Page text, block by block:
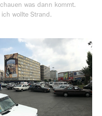
was dann kommt.
wollte Strand.